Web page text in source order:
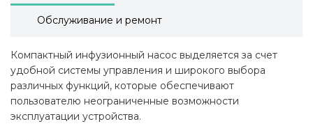
Обслуживание и ремонт
Компактный инфузионный насос выделяется за счет
удобной системы управления и широкого выбора
различных функций, которые обеспечивают
пользователю неограниченные возможности
эксплуатации устройства.